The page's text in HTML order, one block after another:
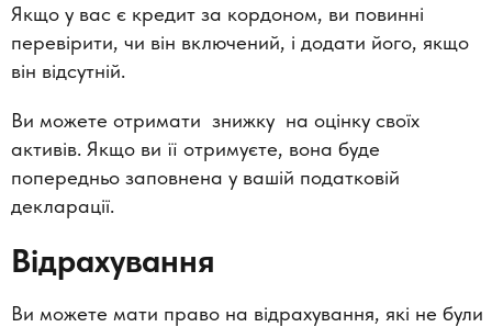
Якщо у вас є кредит за кордоном, ви повинні
перевірити, чи він включений, і додати його, якщо
він відсутній.
Ви можете отримати знижку на оцінку своїх
активів. Якщо ви її отримуєте, вона буде
попередньо заповнена у вашій податковій
декларації.
Відрахування
Ви можете мати право на відрахування, які не були